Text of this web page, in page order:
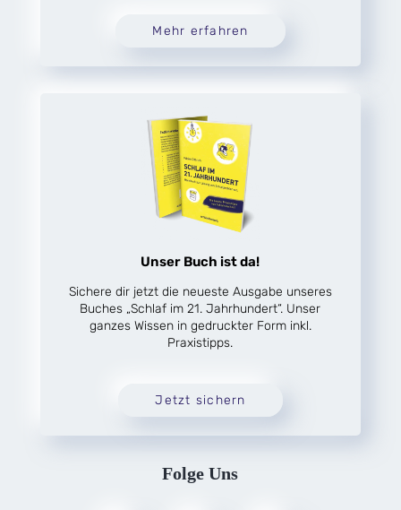
Mehr erfahren
Unser Buch ist da!
Sichere dir jetzt die neueste Ausgabe unseres
Buches „Schlaf im 21. Jahrhundert“. Unser
ganzes Wissen in gedruckter Form inkl.
Praxistipps.
Jetzt sichern
Folge Uns